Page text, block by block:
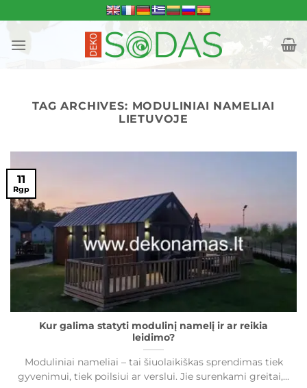
to
content
TAG ARCHIVES: MODULINIAI NAMELIAI
LIETUVOJE
Kur galima statyti modulinį namelį ir ar reikia
leidimo?
Moduliniai nameliai – tai šiuolaikiškas sprendimas tiek
gyvenimui, tiek poilsiui ar verslui. Jie surenkami greitai,...
11
Rgp